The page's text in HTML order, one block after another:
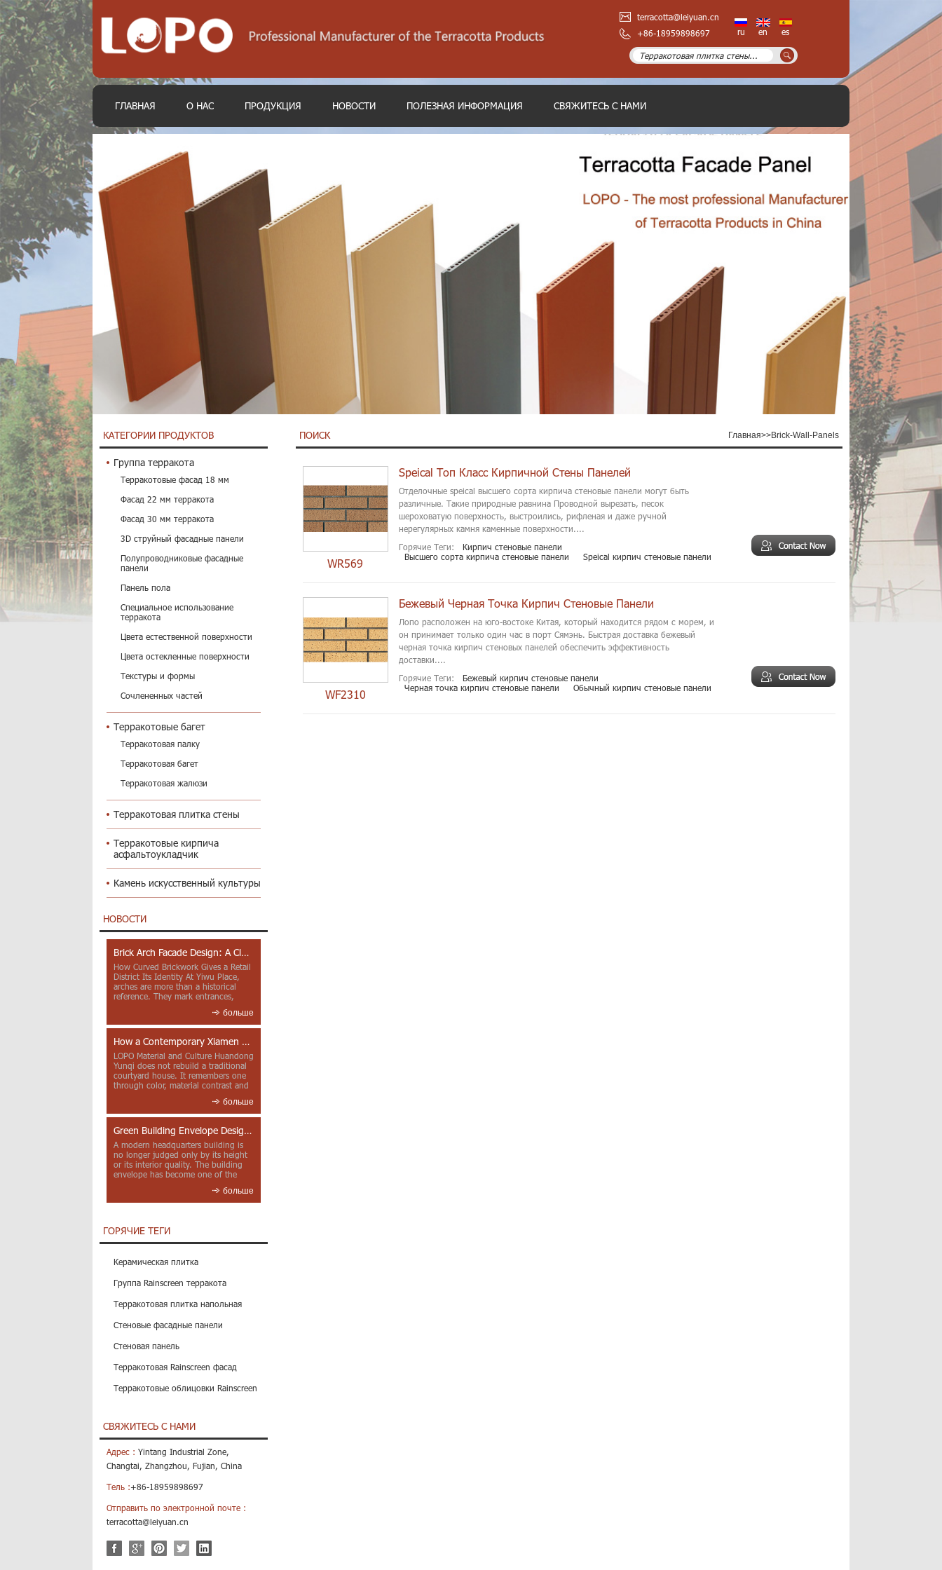
terracotta@leiyuan.cn
+86-18959898697
ru en es
ГЛАВНАЯ О НАС ПРОДУКЦИЯ НОВОСТИ ПОЛЕЗНАЯ ИНФОРМАЦИЯ СВЯЖИТЕСЬ С НАМИ
КАТЕГОРИИ ПРОДУКТОВ
Группа терракота
Терракотовые фасад 18 мм
Фасад 22 мм терракота
Фасад 30 мм терракота
3D струйный фасадные панели
Полупроводниковые фасадные
панели
Панель пола
Специальное использование
терракота
Цвета естественной поверхности
Цвета остекленные поверхности
Текстуры и формы
Сочлененных частей
Терракотовые багет
Терракотовая палку
Терракотовая багет
Терракотовая жалюзи
Терракотовая плитка стены
Терракотовые кирпича
асфальтоукладчик
Камень искусственный культуры
НОВОСТИ
Brick Arch Facade Design: A Closer Look at Yiwu Place
How Curved Brickwork Gives a Retail
District Its Identity At Yiwu Place,
arches are more than a historical
reference. They mark entrances,
больше
How a Contemporary Xiamen Project Reframes Minnan Red Brick
LOPO Material and Culture Huandong
Yunqi does not rebuild a traditional
courtyard house. It remembers one
through color, material contrast and
больше
Green Building Envelope Design: Clay Sunscreen Fins for Modern Headquarters Architecture
A modern headquarters building is
no longer judged only by its height
or its interior quality. The building
envelope has become one of the
больше
ГОРЯЧИЕ ТЕГИ
Керамическая плитка
Группа Rainscreen терракота
Терракотовая плитка напольная
Стеновые фасадные панели
Стеновая панель
Терракотовая Rainscreen фасад
Терракотовые облицовки Rainscreen
СВЯЖИТЕСЬ С НАМИ
Адрес : Yintang Industrial Zone,
Changtai, Zhangzhou, Fujian, China
Тель :+86-18959898697
Отправить по электронной почте :
terracotta@leiyuan.cn
ПОИСК Главная>>Brick-Wall-Panels
WR569
Speical Топ Класс Кирпичной Стены Панелей
Отделочные speical высшего сорта кирпича стеновые панели могут быть
различные. Такие природные равнина Проводной вырезать, песок
шероховатую поверхность, выстроились, рифленая и даже ручной
нерегулярных камня каменные поверхности....
Горячие Теги:
Кирпич стеновые панели
Высшего сорта кирпича стеновые панели
Speical кирпич стеновые панели
WF2310
Бежевый Черная Точка Кирпич Стеновые Панели
Лопо расположен на юго-востоке Китая, который находится рядом с морем, и
он принимает только один час в порт Сямэнь. Быстрая доставка бежевый
черная точка кирпич стеновых панелей обеспечить эффективность
доставки....
Горячие Теги:
Бежевый кирпич стеновые панели
Черная точка кирпич стеновые панели
Обычный кирпич стеновые панели